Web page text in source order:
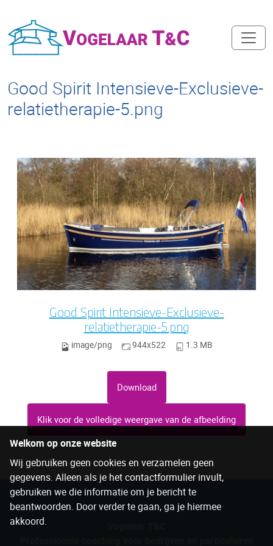
Good Spirit Intensieve-Exclusieve-
relatietherapie-5.png
Good Spirit Intensieve-Exclusieve-
relatietherapie-5.png
image/png 944x522 1.3 MB
Download
Klik voor de volledige weergave van de afbeelding
Welkom op onze website
Wij gebruiken geen cookies en verzamelen geen
gegevens. Alleen als je het contactformulier invult,
gebruiken we die informatie om je bericht te
beantwoorden. Door verder te gaan, ga je hiermee
akkoord.